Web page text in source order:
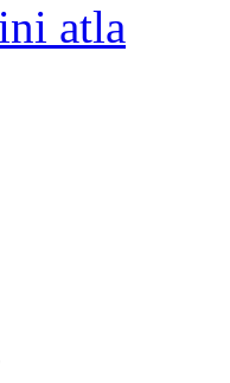
atla